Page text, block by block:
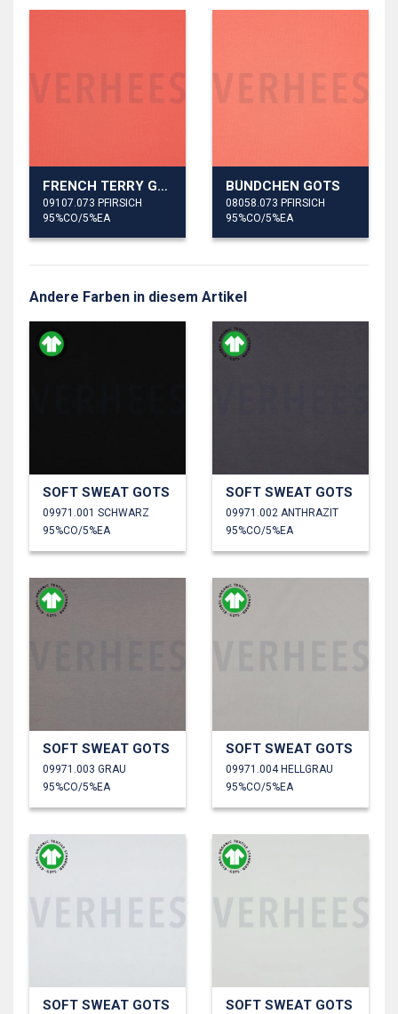
FRENCH TERRY GOTS
09107.073 PFIRSICH
95%CO/5%EA
BÜNDCHEN GOTS
08058.073 PFIRSICH
95%CO/5%EA
Andere Farben in diesem Artikel
SOFT SWEAT GOTS
09971.001 SCHWARZ
95%CO/5%EA
SOFT SWEAT GOTS
09971.002 ANTHRAZIT
95%CO/5%EA
SOFT SWEAT GOTS
09971.003 GRAU
95%CO/5%EA
SOFT SWEAT GOTS
09971.004 HELLGRAU
95%CO/5%EA
SOFT SWEAT GOTS SOFT SWEAT GOTS